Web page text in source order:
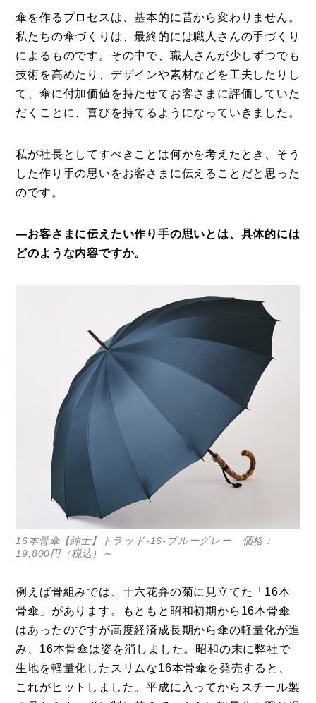
傘を作るプロセスは、基本的に昔から変わりません。
私たちの傘づくりは、最終的には職人さんの手づくり
によるものです。その中で、職人さんが少しずつでも
技術を高めたり、デザインや素材などを工夫したりし
て、傘に付加価値を持たせてお客さまに評価していた
だくことに、喜びを持てるようになっていきました。
私が社長としてすべきことは何かを考えたとき、そう
した作り手の思いをお客さまに伝えることだと思った
のです。
―お客さまに伝えたい作り手の思いとは、具体的には
どのような内容ですか。
16本骨傘【紳士】トラッド-16-ブルーグレー 価格：
19,800円（税込）～
例えば骨組みでは、十六花弁の菊に見立てた「16本
骨傘」があります。もともと昭和初期から16本骨傘
はあったのですが高度経済成長期から傘の軽量化が進
み、16本骨傘は姿を消しました。昭和の末に弊社で
生地を軽量化したスリムな16本骨傘を発売すると、
これがヒットしました。平成に入ってからスチール製